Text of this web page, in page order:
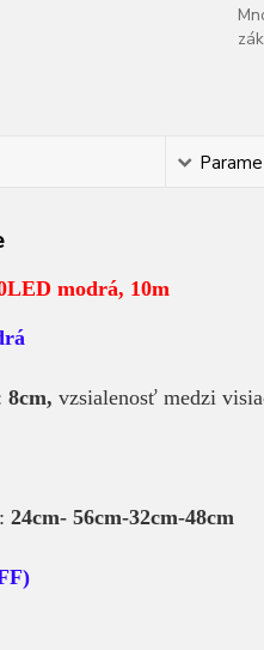
modrá, 10m
8cm, vzsialenosť medzi
24cm- 56cm-32cm-48cm